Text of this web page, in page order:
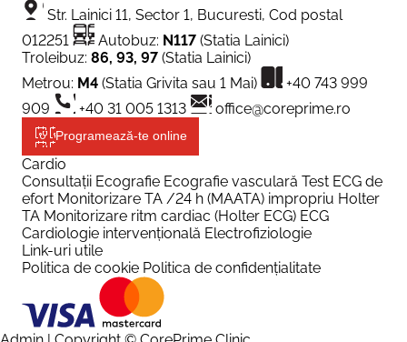
Str. Lainici 11, Sector 1, Bucuresti, Cod postal
012251
Autobuz: N117 (Statia Lainici)
Troleibuz: 86, 93, 97 (Statia Lainici)
Metrou: M4 (Statia Grivita sau 1 Mai)
+40 743 999
909
+40 31 005 1313 office@coreprime.ro
Programează-te online
Cardio
Consultații Ecografie Ecografie vasculară Test ECG de
efort Monitorizare TA /24 h (MAATA) impropriu Holter
TA Monitorizare ritm cardiac (Holter ECG) ECG
Cardiologie intervențională Electrofiziologie
Link-uri utile
Politica de cookie Politica de confidențialitate